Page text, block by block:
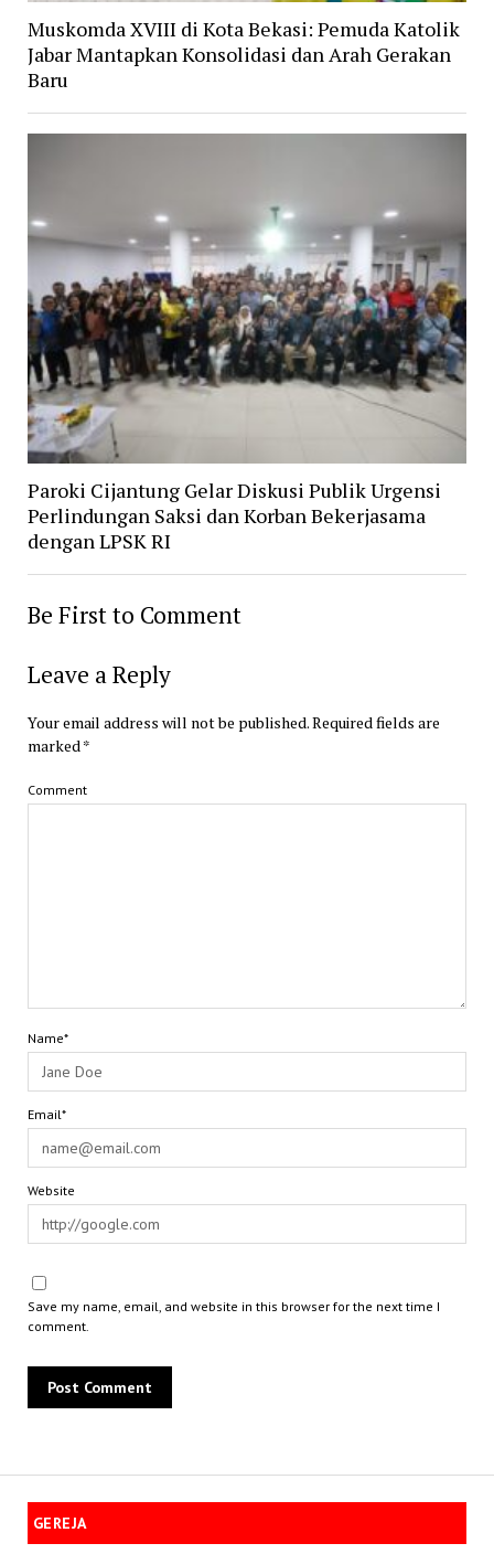
GEREJA
Muskomda XVIII di Kota Bekasi: Pemuda Katolik
Jabar Mantapkan Konsolidasi dan Arah Gerakan
Baru
Paroki Cijantung Gelar Diskusi Publik Urgensi
Perlindungan Saksi dan Korban Bekerjasama
dengan LPSK RI
Be First to Comment
Leave a Reply
Your email address will not be published.Required fields are
marked*
Comment
Name*
Email*
Website
Save my name, email, and website in this browser for the next time I
comment.